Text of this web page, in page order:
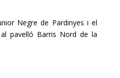
Negre de Pardinyes i el
pavelló Barris Nord de la